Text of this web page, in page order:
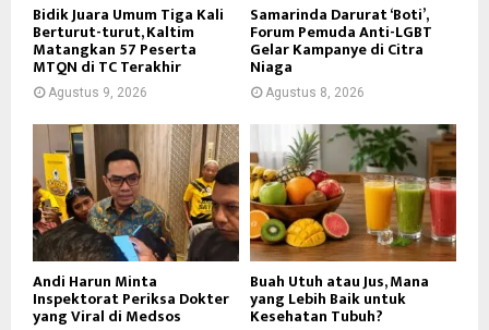
Bidik Juara Umum Tiga Kali
Berturut-turut, Kaltim
Matangkan 57 Peserta
MTQN di TC Terakhir
Agustus 9, 2026
Samarinda Darurat ‘Boti’,
Forum Pemuda Anti-LGBT
Gelar Kampanye di Citra
Niaga
Agustus 8, 2026
Andi Harun Minta
Inspektorat Periksa Dokter
yang Viral di Medsos
Buah Utuh atau Jus, Mana
yang Lebih Baik untuk
Kesehatan Tubuh?